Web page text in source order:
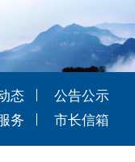
态
公告公示
务 市长信箱